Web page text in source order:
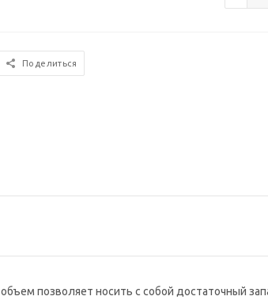
Поделиться
позволяет носить с собой достаточный